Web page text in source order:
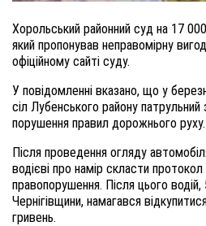
Хорольський районний суд на 17
який пропонував неправомірну
офіційному сайті суду.
У повідомленні вказано, що у
сіл Лубенського району патрульний
порушення правил дорожнього руху.
Після проведення огляду
водієві про намір скласти
правопорушення. Після цього водій,
Чернігівщини, намагався
гривень.